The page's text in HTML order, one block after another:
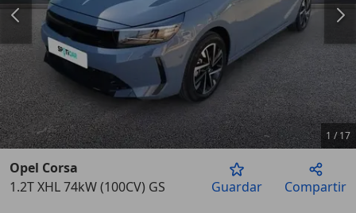
Anterior
1 /17
Opel Corsa
1.2T XHL 74kW (100CV) GS
Guardar Compartir